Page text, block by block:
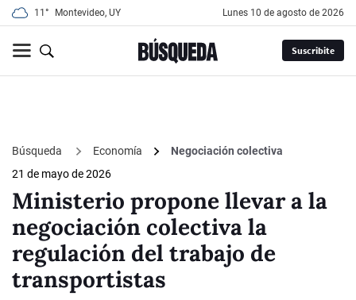
11° Montevideo, UY lunes 10 de agosto de 2026
Suscribite
Búsqueda Economía
Negociación colectiva
21 de mayo de 2026
Ministerio propone llevar a la
negociación colectiva la
regulación del trabajo de
transportistas